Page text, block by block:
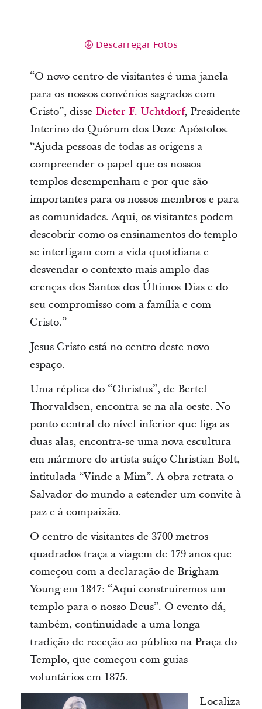
Descarregar Fotos
“O novo centro de visitantes é uma janela
para os nossos convénios sagrados com
Cristo”, disse Dieter F. Uchtdorf, Presidente
Interino do Quórum dos Doze Apóstolos.
“Ajuda pessoas de todas as origens a
compreender o papel que os nossos
templos desempenham e por que são
importantes para os nossos membros e para
as comunidades. Aqui, os visitantes podem
descobrir como os ensinamentos do templo
se interligam com a vida quotidiana e
desvendar o contexto mais amplo das
crenças dos Santos dos Últimos Dias e do
seu compromisso com a família e com
Cristo.”
Jesus Cristo está no centro deste novo
espaço.
Uma réplica do “Christus”, de Bertel
Thorvaldsen, encontra-se na ala oeste. No
ponto central do nível inferior que liga as
duas alas, encontra-se uma nova escultura
em mármore do artista suíço Christian Bolt,
intitulada “Vinde a Mim”. A obra retrata o
Salvador do mundo a estender um convite à
paz e à compaixão.
O centro de visitantes de 3700 metros
quadrados traça a viagem de 179 anos que
começou com a declaração de Brigham
Young em 1847: “Aqui construiremos um
templo para o nosso Deus”. O evento dá,
também, continuidade a uma longa
tradição de receção ao público na Praça do
Templo, que começou com guias
voluntários em 1875.
Localiza